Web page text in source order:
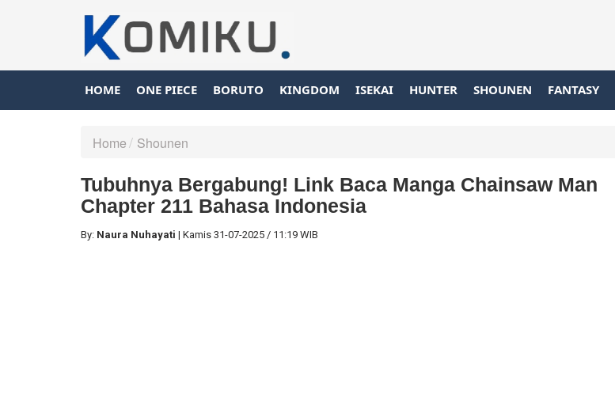
HOME ONE PIECE BORUTO KINGDOM ISEKAI HUNTER SHOUNEN FANTASY
Home Shounen
Tubuhnya Bergabung! Link Baca Manga Chainsaw Man
Chapter 211 Bahasa Indonesia
By: Naura Nuhayati | Kamis 31-07-2025 / 11:19 WIB